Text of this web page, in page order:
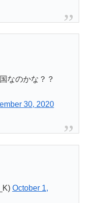
なのかな？？
30, 2020
October 1,